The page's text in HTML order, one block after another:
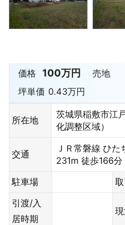
価格 100万円
売地
坪単価 0.43万円
所在地
茨城県稲敷市江
化調整区域）
交通
ＪＲ常磐線 ひ
231m 徒歩166分
駐車場
引渡/入
居時期